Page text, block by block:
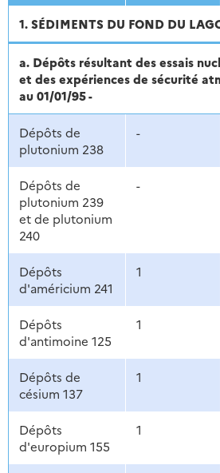
1. SÉDIMENTS DU FOND DU
a. Dépôts résultant des essais
et des expériences de sécurité
au 01/01/95 -
Dépôts de
plutonium 238
-
Dépôts de
plutonium 239
et de plutonium
240
-
Dépôts
d'américium 241
1
Dépôts
d'antimoine 125
1
Dépôts de
césium 137
1
Dépôts
d'europium 155
1